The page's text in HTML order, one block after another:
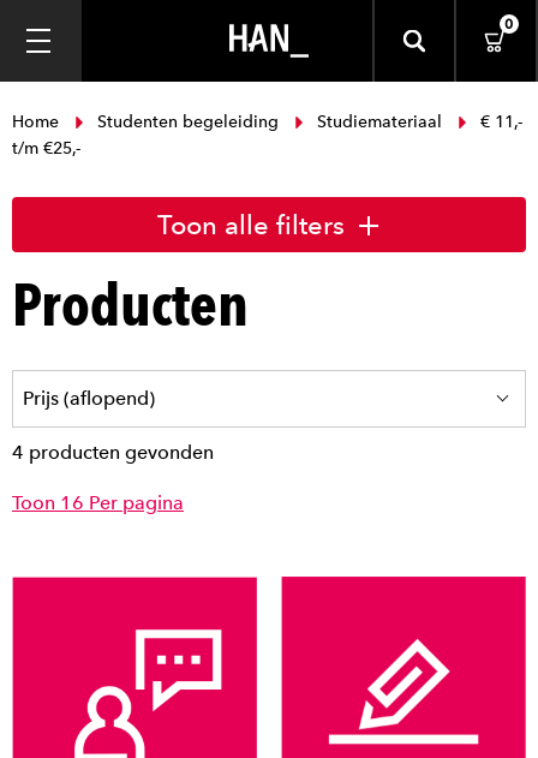
0
Home Studenten begeleiding Studiemateriaal
€ 11,-
t/m €25,-
Toon alle filters
Producten
4 producten gevonden
Toon 16 Per pagina